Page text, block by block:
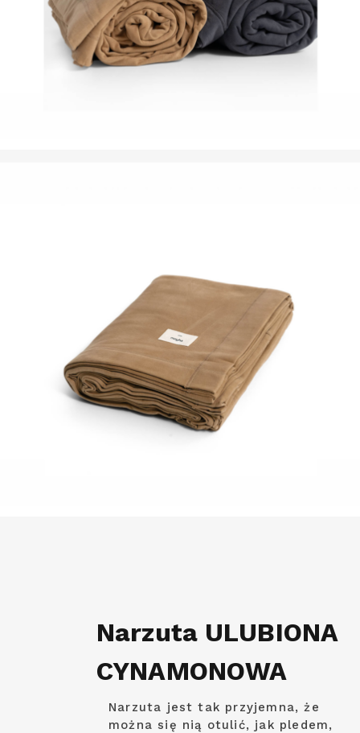
Narzuta ULUBIONA
CYNAMONOWA
Narzuta jest tak przyjemna, że
można się nią otulić, jak pledem,